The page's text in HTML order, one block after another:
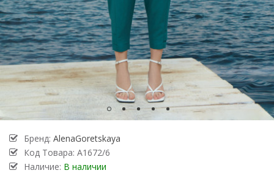
Бренд: AlenaGoretskaya
Код Товара: A1672/6
Наличие: В наличии